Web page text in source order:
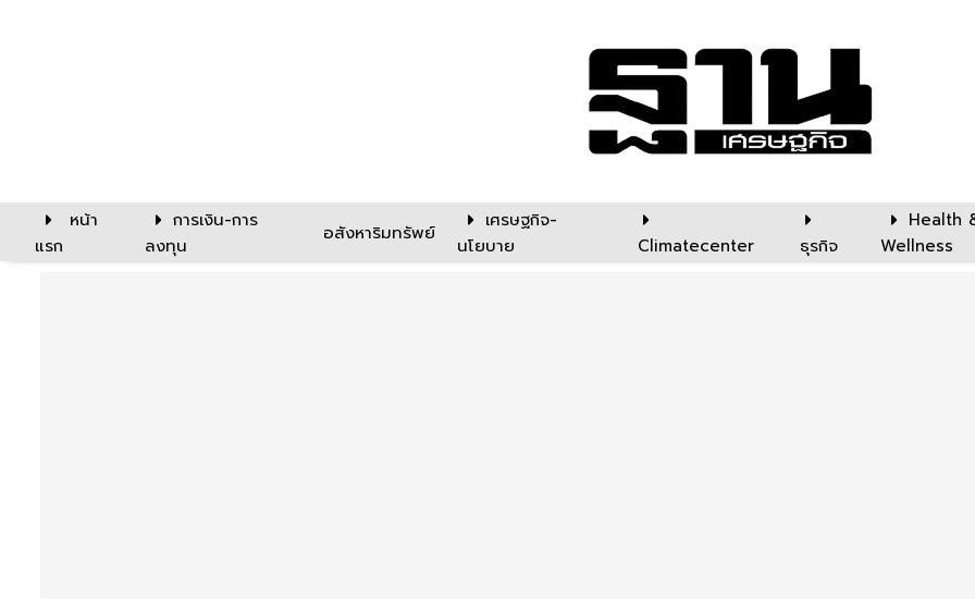
หน้า
แรก
การเงิน-การ
ลงทุน
อสังหาริมทรัพย์
เศรษฐกิจ-
นโยบาย
Climatecenter ธุรกิจ
Health
Wellness